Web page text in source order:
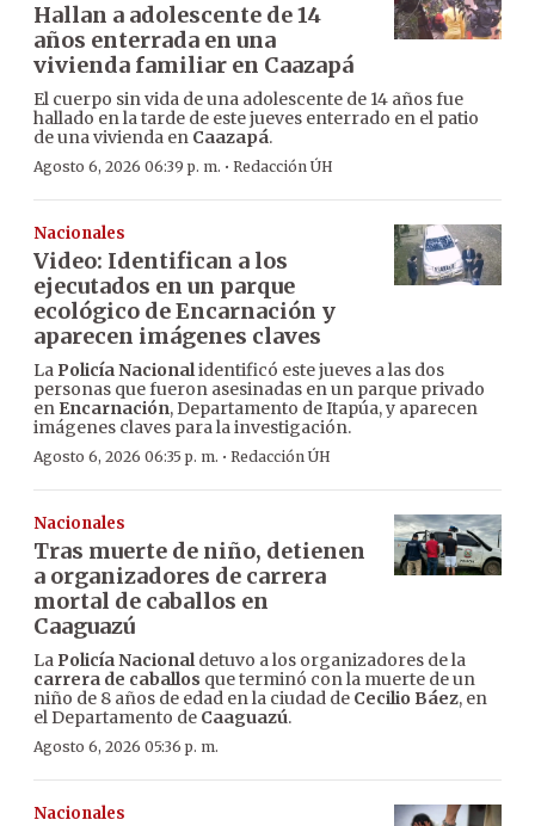
Hallan a adolescente de 14
años enterrada en una
vivienda familiar en Caazapá
El cuerpo sin vida de una adolescente de 14 años fue
hallado en la tarde de este jueves enterrado en el patio
de una vivienda en Caazapá.
Agosto 6, 2026 06:39 p. m. · Redacción ÚH
Nacionales
Video: Identifican a los
ejecutados en un parque
ecológico de Encarnación y
aparecen imágenes claves
La Policía Nacionalidentificó este jueves a las dos
personas que fueron asesinadas en un parque privado
en Encarnación, Departamento de Itapúa, y aparecen
imágenes claves para la investigación.
Agosto 6, 2026 06:35 p. m. · Redacción ÚH
Nacionales
Tras muerte de niño, detienen
a organizadores de carrera
mortal de caballos en
Caaguazú
La Policía Nacionaldetuvo a los organizadores de la
carrera de caballos que terminó con la muerte de un
niño de 8 años de edad en la ciudad de Cecilio Báez, en
el Departamento de Caaguazú.
Agosto 6, 2026 05:36 p. m.
Nacionales